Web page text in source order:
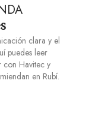
clara y el
puedes leer
con Havitec y
en Rubí.